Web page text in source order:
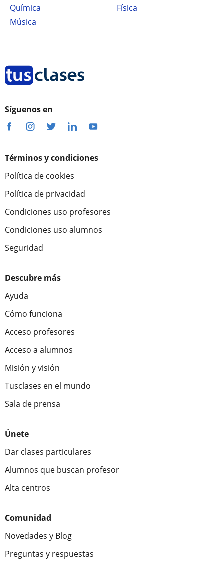
Química
Física
Música
Síguenos en
Términos y condiciones
Política de cookies
Política de privacidad
Condiciones uso profesores
Condiciones uso alumnos
Seguridad
Descubre más
Ayuda
Cómo funciona
Acceso profesores
Acceso a alumnos
Misión y visión
Tusclases en el mundo
Sala de prensa
Únete
Dar clases particulares
Alumnos que buscan profesor
Alta centros
Comunidad
Novedades y Blog
Preguntas y respuestas